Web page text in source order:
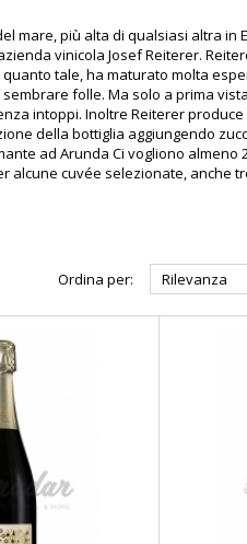
mare, più alta di qualsiasi altra in
vinicola Josef Reiterer.
tale, ha maturato molta
folle. Ma solo a prima
intoppi. Inoltre Reiterer
della bottiglia aggiungendo
ad Arunda Ci vogliono almeno
alcune cuvée selezionate, anche
Ordina per: Rilevanza